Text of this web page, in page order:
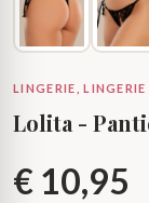
LINGERIE,
Lolita -
€ 10,95